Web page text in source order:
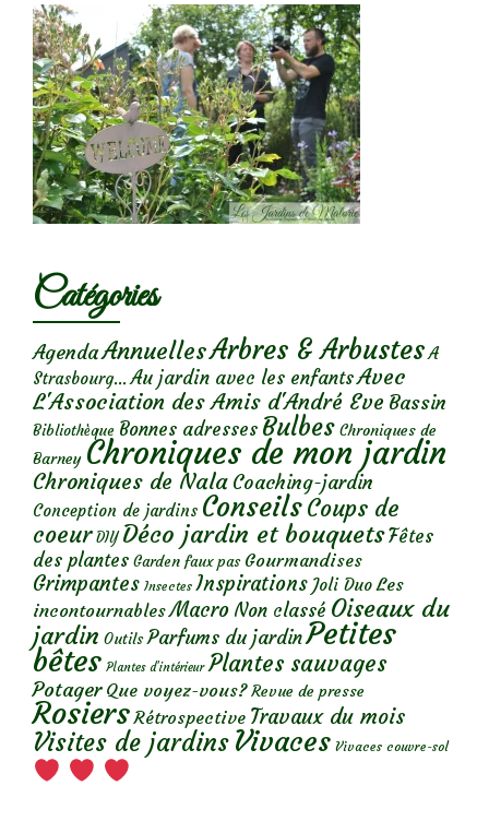
Catégories
AgendaAnnuellesArbres & Arbustes A
Strasbourg... Au jardin avec les enfantsAvec
L'Association des Amis d'André Eve Bassin
Bibliothèque Bonnes adresses Bulbes Chroniques de
Barney Chroniques de mon jardin
Chroniques de Nala Coaching-jardin
Conception de jardins ConseilsCoups de
coeur DIY Déco jardin et bouquetsFêtes
des plantes Garden faux pas Gourmandises
Grimpantes Insectes Inspirations Joli Duo Les
incontournables Macro Non classé Oiseaux du
jardin Outils Parfums du jardinPetites
bêtes Plantes d’intérieur Plantes sauvages
Potager Que voyez-vous? Revue de presse
Rosiers Rétrospective Travaux du mois
Visites de jardins Vivaces Vivaces couvre-sol